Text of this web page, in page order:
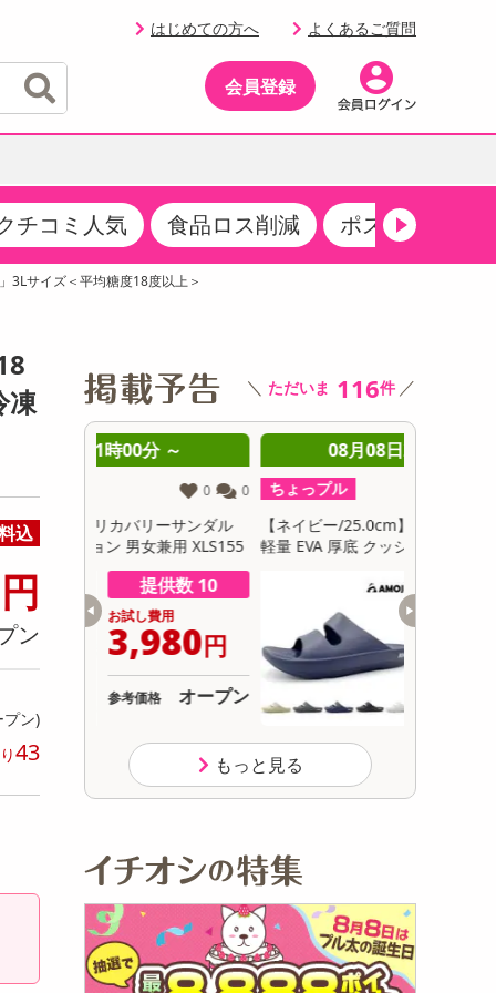
はじめての方へ よくあるご質問
会員登録
イベント
イベント最新情報（RSPほか）
商品限定クーポン
サンプリング
初回トライアル
その他 お菓子・スイーツ
その他 飲料
スポーツ・アウトドア用品
介護用品
その他 キッチン・日用品
ア
サプリメント
収納・寝具
ベビー・キッズ
レッグウェア
その他 ファッション
その他 家電
タニティ
チコミ人気 食品ロス削減 ポストにお届け
3Lサイズ＜平均糖度18度以上＞
凍
込
円
ン
プン)
43
＼ ただいま 116件 ／
ンダル
XLS155
数 10
08月08日21時00分 ～
ちょっプル
【ネイビー/25.0cm】リカバリーサンダル
軽量 EVA 厚底 クッション 男女兼用 XLS155
提供数 10
お試し費用
3,980円
参考価格 オープン
もっと見る